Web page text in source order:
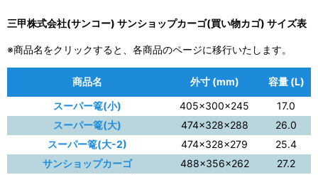
三甲株式会社(サンコー) サンショップカーゴ(買い物カゴ) サイズ表
※商品名をクリックすると、各商品のページに移行いたします。
商品名 外寸 (mm)
容量 (L)
スーパー篭(小)
405×300×245
17.0
スーパー篭(大)
474×328×288
26.0
スーパー篭(大-2)
474×328×279
25.4
サンショップカーゴ
488×356×262
27.2